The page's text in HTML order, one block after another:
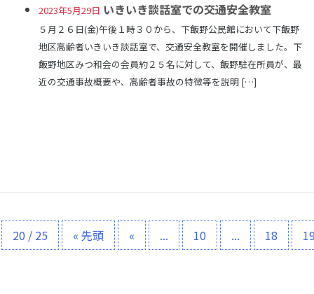
2023年5月29日 いきいき談話室での交通安全教室
５月２６日(金)午後１時３０から、下飯野公民館において下飯野
地区高齢者いきいき談話室で、交通安全教室を開催しました。下
飯野地区みつ和会の会員約２５名に対して、飯野駐在所員が、最
近の交通事故概要や、高齢者事故の特徴等を説明 […]
20 / 25 « 先頭 « ... 10 ... 18